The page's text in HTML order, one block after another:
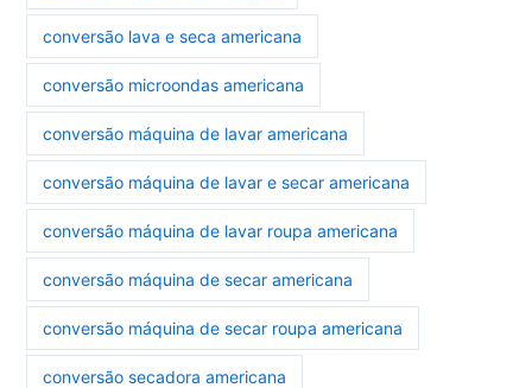
conversão lava e seca americana
conversão microondas americana
conversão máquina de lavar americana
conversão máquina de lavar e secar americana
conversão máquina de lavar roupa americana
conversão máquina de secar americana
conversão máquina de secar roupa americana
conversão secadora americana